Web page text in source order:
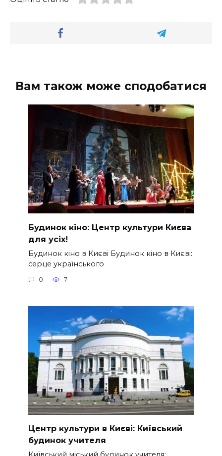
Вам також може сподобатися
Будинок кіно: Центр культури Києва
для усіх!
Будинок кіно в Києві Будинок кіно в Києві:
серце українського
0 7
Центр культури в Києві: Київський
будинок учителя